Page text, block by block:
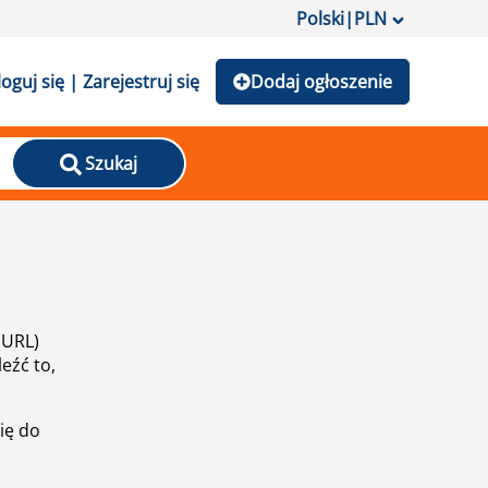
Polski|PLN
się | Zarejestruj się Dodaj ogłoszenie
Szukaj
to,
do